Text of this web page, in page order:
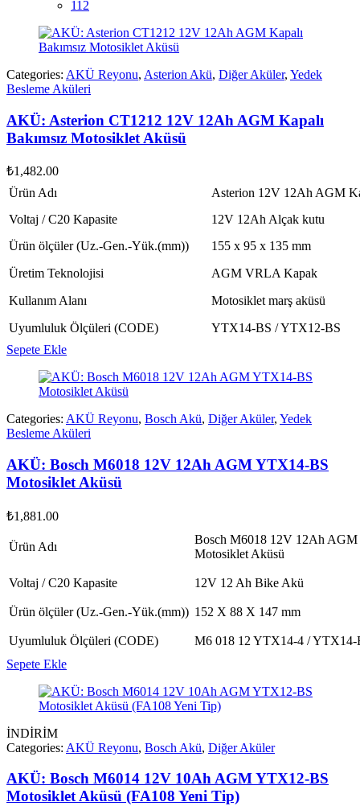
112
Categories: AKÜ Reyonu, Asterion Akü, Diğer Aküler, Yedek
Besleme Aküleri
AKÜ: Asterion CT1212 12V 12Ah AGM Kapalı
Bakımsız Motosiklet Aküsü
₺1,482.00
Ürün Adı
Asterion 12V 12Ah AGM
Voltaj / C20 Kapasite
12V 12Ah Alçak kutu
Ürün ölçüler (Uz.-Gen.-Yük.(mm))
155 x 95 x 135 mm
Üretim Teknolojisi
AGM VRLA Kapak
Kullanım Alanı
Motosiklet marş aküsü
Uyumluluk Ölçüleri (CODE)
YTX14-BS / YTX12-BS
Sepete Ekle
Categories: AKÜ Reyonu, Bosch Akü, Diğer Aküler, Yedek
Besleme Aküleri
AKÜ: Bosch M6018 12V 12Ah AGM YTX14-BS
Motosiklet Aküsü
₺1,881.00
Ürün Adı
Bosch M6018 12V 12Ah
Motosiklet Aküsü
Voltaj / C20 Kapasite 12V 12 Ah Bike Akü
Ürün ölçüler (Uz.-Gen.-Yük.(mm)) 152 X 88 X 147 mm
Uyumluluk Ölçüleri (CODE)
M6 018 12 YTX14-4 / YTX14-
Sepete Ekle
İNDİRİM
Categories: AKÜ Reyonu, Bosch Akü, Diğer Aküler
AKÜ: Bosch M6014 12V 10Ah AGM YTX12-BS
Motosiklet Aküsü (FA108 Yeni Tip)